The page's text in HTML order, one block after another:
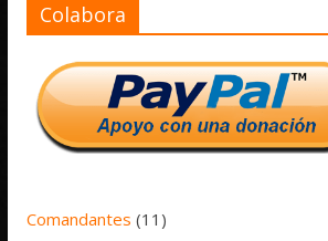
Colabora
Comandantes (11)